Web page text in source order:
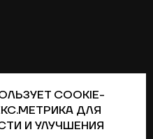
COOKIE-
ДЛЯ
И УЛУЧШЕНИЯ